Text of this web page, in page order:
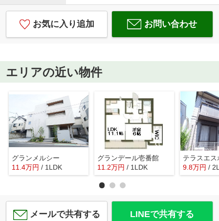
お気に入り追加 お問い合わせ
エリアの近い物件
グランメルシー
11.4万円 / 1LDK
グランデール壱番館
11.2万円 / 1LDK 9.8万円 /
メールで共有する LINEで共有する